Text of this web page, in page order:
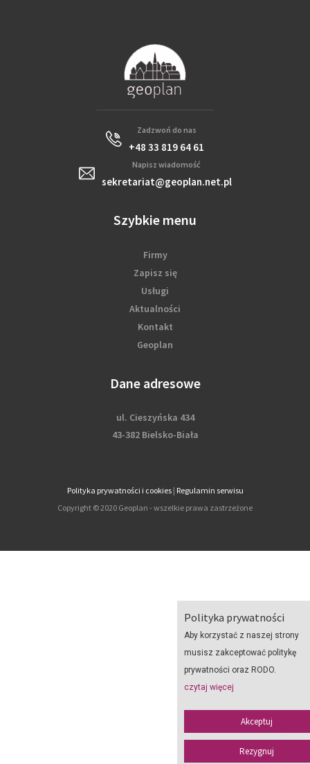
Polityka prywatności
Aby korzystać z naszej strony
musisz zakceptować politykę
prywatności oraz RODO.
czytaj więcej
Akceptuj
Rezygnuj
Zadzwoń do nas
+48 33 819 64 61
Napisz wiadomość
sekretariat@geoplan.net.pl
Szybkie menu
Firmy
Zapisz się
Usługi
Aktualności
Kontakt
Geoplan
Dane adresowe
ul. Cieszyńska 434
43-382 Bielsko-Biała
Polityka prywatności i cookies| Regulamin serwisu
Copyright © 2020 Geoplan - wszelkie prawa zastrzeżone